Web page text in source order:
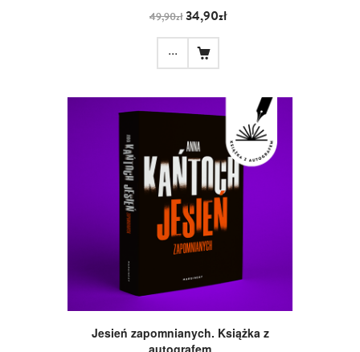
49,90zł34,90zł
...
Jesień zapomnianych. Książka z
autografem